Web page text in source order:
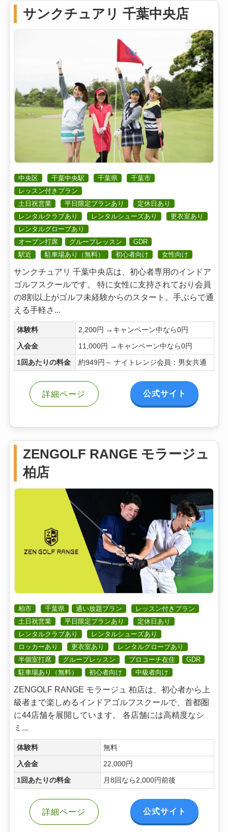
サンクチュアリ 千葉中央店
中央区 千葉中央駅 千葉県
千葉市
レッスン付きプラン
土日祝営業
平日限定プランあり
定休日あり
レンタルクラブあり
レンタルシューズあり
更衣室あり
レンタルグローブあり
オープン打席
グループレッスン
GDR
駅近
駐車場あり（無料） 初心者向け 女性向け
サンクチュアリ 千葉中央店は、初心者専用のインドア
ゴルフスクールです。 特に女性に支持されており会員
の8割以上がゴルフ未経験からのスタート。手ぶらで通
える手軽さ...
体験料 2,200円 →キャンペーン中なら0円
入会金 11,000円 →キャンペーン中なら0円
1回あたりの料金 約949円～ ナイトレンジ会員：男女共通
詳細ページ 公式サイト
ZENGOLF RANGE モラージュ
柏店
柏市 千葉県 通い放題プラン
レッスン付きプラン
土日祝営業
平日限定プランあり
定休日あり
レンタルクラブあり
レンタルシューズあり
ロッカーあり
更衣室あり
レンタルグローブあり
半個室打席
グループレッスン プロコーチ在住
GDR
駐車場あり（無料）
初心者向け 中級者向け
ZENGOLF RANGE モラージュ 柏店は、初心者から上
級者まで楽しめるインドアゴルフスクールで、首都圏
に44店舗を展開しています。 各店舗には高精度なシ
ミ...
体験料 無料
入会金 22,000円
1回あたりの料金 月8回なら2,000円前後
詳細ページ 公式サイト